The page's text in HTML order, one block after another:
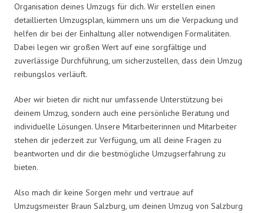
Organisation deines Umzugs für dich. Wir erstellen einen
detaillierten Umzugsplan, kümmern uns um die Verpackung und
helfen dir bei der Einhaltung aller notwendigen Formalitäten.
Dabei legen wir großen Wert auf eine sorgfältige und
zuverlässige Durchführung, um sicherzustellen, dass dein Umzug
reibungslos verläuft.
Aber wir bieten dir nicht nur umfassende Unterstützung bei
deinem Umzug, sondern auch eine persönliche Beratung und
individuelle Lösungen. Unsere Mitarbeiterinnen und Mitarbeiter
stehen dir jederzeit zur Verfügung, um all deine Fragen zu
beantworten und dir die bestmögliche Umzugserfahrung zu
bieten.
Also mach dir keine Sorgen mehr und vertraue auf
Umzugsmeister Braun Salzburg, um deinen Umzug von Salzburg